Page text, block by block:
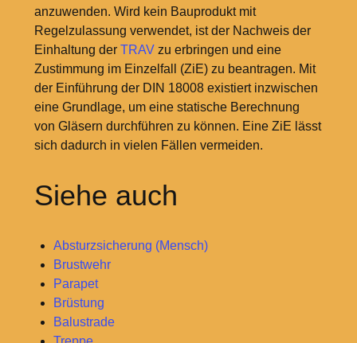
anzuwenden. Wird kein Bauprodukt mit
Regelzulassung verwendet, ist der Nachweis der
Einhaltung der TRAVzu erbringen und eine
Zustimmung im Einzelfall (ZiE) zu beantragen. Mit
der Einführung der DIN 18008 existiert inzwischen
eine Grundlage, um eine statische Berechnung
von Gläsern durchführen zu können. Eine ZiE lässt
sich dadurch in vielen Fällen vermeiden.
Siehe auch
Absturzsicherung (Mensch)
Brustwehr
Parapet
Brüstung
Balustrade